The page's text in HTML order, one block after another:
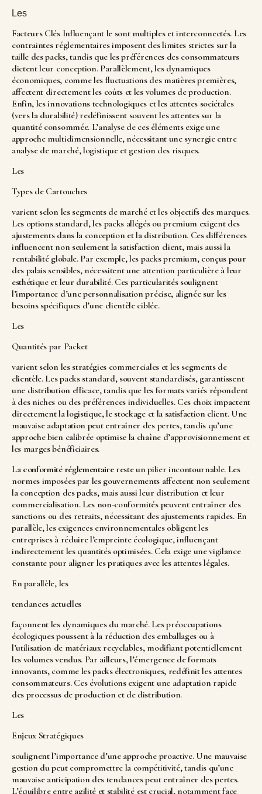
Les
Facteurs Clés Influençant le sont multiples et interconnectés. Les
contraintes réglementaires imposent des limites strictes sur la
taille des packs, tandis que les préférences des consommateurs
dictent leur conception. Parallèlement, les dynamiques
économiques, comme les fluctuations des matières premières,
affectent directement les coûts et les volumes de production.
Enfin, les innovations technologiques et les attentes sociétales
(vers la durabilité) redéfinissent souvent les attentes sur la
quantité consommée. L’analyse de ces éléments exige une
approche multidimensionnelle, nécessitant une synergie entre
analyse de marché, logistique et gestion des risques.
Les
Types de Cartouches
varient selon les segments de marché et les objectifs des marques.
Les options standard, les packs allégés ou premium exigent des
ajustements dans la conception et la distribution. Ces différences
influencent non seulement la satisfaction client, mais aussi la
rentabilité globale. Par exemple, les packs premium, conçus pour
des palais sensibles, nécessitent une attention particulière à leur
esthétique et leur durabilité. Ces particularités soulignent
l’importance d’une personnalisation précise, alignée sur les
besoins spécifiques d’une clientèle ciblée.
Les
Quantités par Packet
varient selon les stratégies commerciales et les segments de
clientèle. Les packs standard, souvent standardisés, garantissent
une distribution efficace, tandis que les formats variés répondent
à des niches ou des préférences individuelles. Ces choix impactent
directement la logistique, le stockage et la satisfaction client. Une
mauvaise adaptation peut entraîner des pertes, tandis qu’une
approche bien calibrée optimise la chaîne d’approvisionnement et
les marges bénéficiaires.
La conformité réglementairereste un pilier incontournable. Les
normes imposées par les gouvernements affectent non seulement
la conception des packs, mais aussi leur distribution et leur
commercialisation. Les non-conformités peuvent entraîner des
sanctions ou des retraits, nécessitant des ajustements rapides. En
parallèle, les exigences environnementales obligent les
entreprises à réduire l’empreinte écologique, influençant
indirectement les quantités optimisées. Cela exige une vigilance
constante pour aligner les pratiques avec les attentes légales.
En parallèle, les
tendances actuelles
façonnent les dynamiques du marché. Les préoccupations
écologiques poussent à la réduction des emballages ou à
l’utilisation de matériaux recyclables, modifiant potentiellement
les volumes vendus. Par ailleurs, l’émergence de formats
innovants, comme les packs électroniques, redéfinit les attentes
consommateurs. Ces évolutions exigent une adaptation rapide
des processus de production et de distribution.
Les
Enjeux Stratégiques
soulignent l’importance d’une approche proactive. Une mauvaise
gestion dupeut compromettre la compétitivité, tandis qu’une
mauvaise anticipation des tendances peut entraîner des pertes.
L’équilibre entre agilité et stabilité est crucial, notamment face